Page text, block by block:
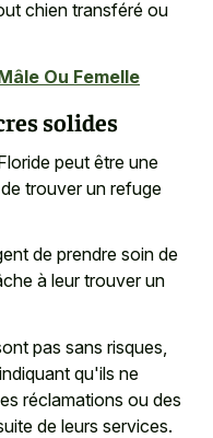
chien transféré ou
Ou Femelle
solides
peut être une
trouver un refuge
de prendre soin de
à leur trouver un
pas sans risques,
qu'ils ne
réclamations ou des
de leurs services.